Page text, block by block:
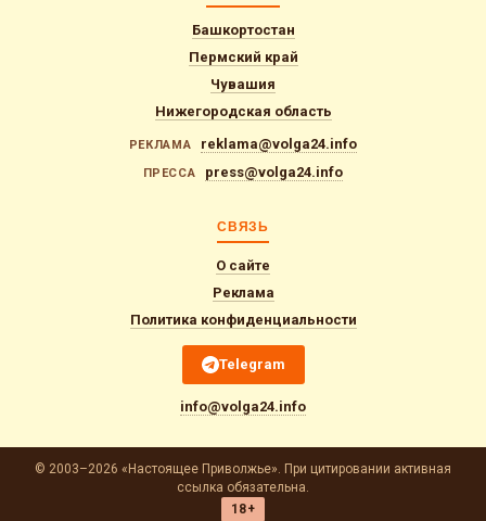
Башкортостан
Пермский край
Чувашия
Нижегородская область
РЕКЛАМА reklama@volga24.info
ПРЕССА press@volga24.info
СВЯЗЬ
О сайте
Реклама
Политика конфиденциальности
Telegram
info@volga24.info
© 2003–2026 «Настоящее Приволжье». При цитировании активная
ссылка обязательна.
18+